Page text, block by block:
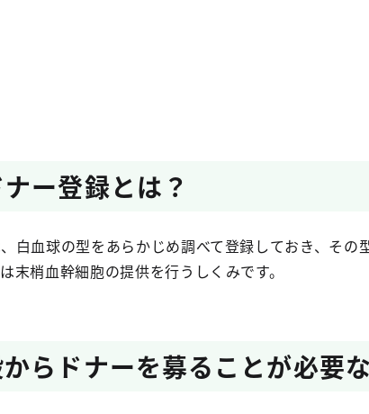
ー登録とは？
白血球の型をあらかじめ調べて登録しておき、その
末梢血幹細胞の提供を行うしくみです。
らドナーを募ることが必要